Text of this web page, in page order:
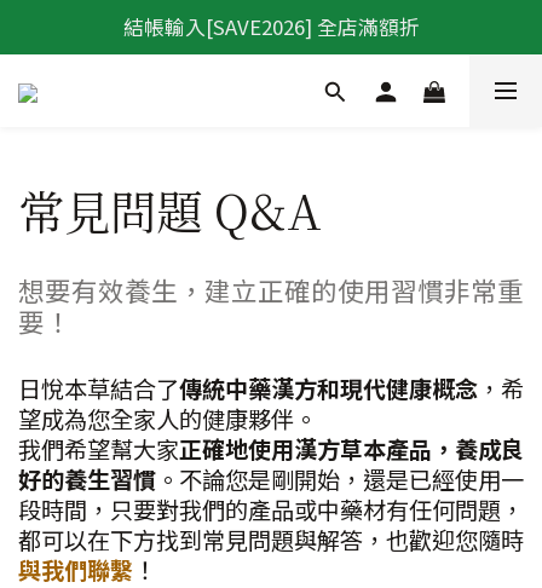
結帳輸入[SAVE2026] 全店滿額折
常見問題 Q&A
想要有效養生，建立正確的使用習慣非常重
要！
日悅本草結合了傳統中藥漢方和現代健康概念 ，希
望成為您全家人的健康夥伴。
我們希望幫大家正確地使用漢方草本產品，養成良
好的養生習慣 。不論您是剛開始，還是已經使用一
段時間，只要對我們的產品或中藥材有任何問題，
都可以在下方找到常見問題與解答，也歡迎您隨時
與我們聯繫 ！